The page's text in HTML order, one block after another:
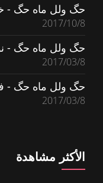
حگ ولل ماه حگ -
2017/10/8
حگ ولل ماه حگ -
2017/03/8
حگ ولل ماه حگ -
2017/03/8
الأكثر مشاهدة